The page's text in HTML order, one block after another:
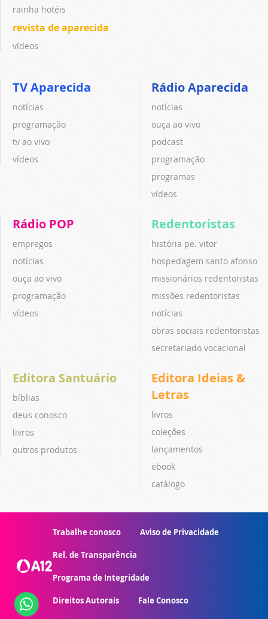
rainha hotéis
revista de aparecida
vídeos
TV Aparecida
notícias
programação
tv ao vivo
vídeos
Rádio Aparecida
notícias
ouça ao vivo
podcast
programação
programas
vídeos
Rádio POP
empregos
notícias
ouça ao vivo
programação
vídeos
Redentoristas
história pe. vitor
hospedagem santo afonso
missionários redentoristas
missões redentoristas
notícias
obras sociais redentoristas
secretariado vocacional
Editora Santuário
bíblias
deus conosco
livros
outros produtos
Editora Ideias &
Letras
livros
coleções
lançamentos
ebook
catálogo
Trabalhe conosco Aviso de Privacidade
Rel. de Transparência
Programa de Integridade
Direitos Autorais Fale Conosco